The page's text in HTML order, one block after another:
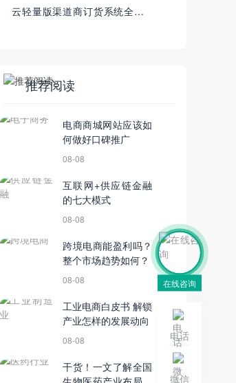
云轻量版渠道商订货系统全新
推荐阅读
电商商城网站应该如
何做好口碑推广
08-08
互联网+供应链金融
的七大模式
08-08
跨境电商能盈利吗？
整个市场趋势如何？
08-08
工业电商白皮书 解锁
产业怎样的发展动向
08-08
干货！一文了解全国
在线咨询
电话
微信